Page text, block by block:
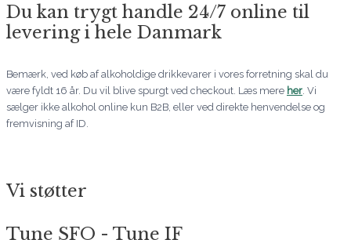
Du kan trygt handle 24/7 online til
levering i hele Danmark
Bemærk, ved køb af alkoholdige drikkevarer i vores forretning skal du
være fyldt 16 år. Du vil blive spurgt ved checkout. Læs mere her . Vi
sælger ikke alkohol online kun B2B, eller ved direkte henvendelse og
fremvisning af ID.
Vi støtter
Tune SFO - Tune IF